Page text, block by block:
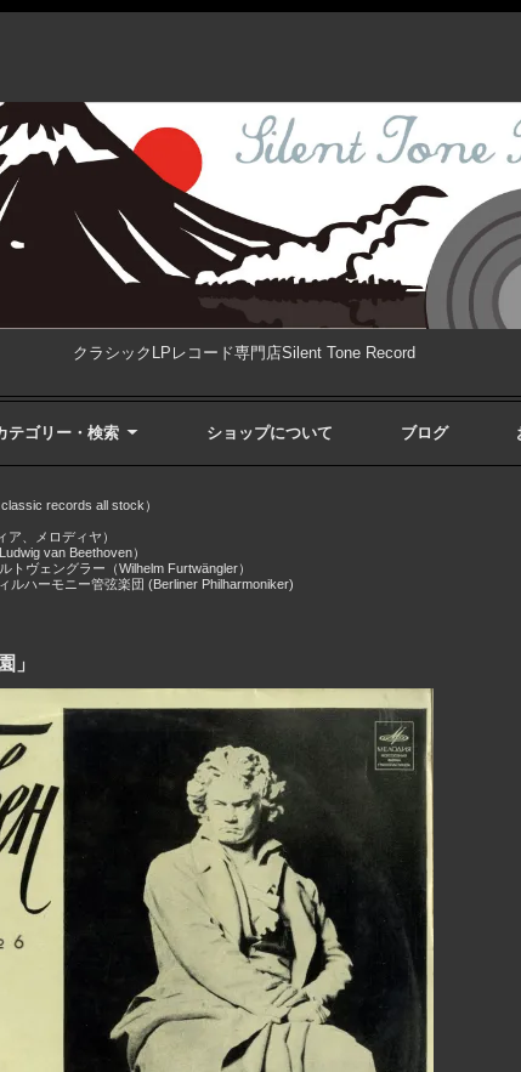
クラシックLPレコード専門店Silent Tone Record
テゴリー・検索 ショップについて ブログ
records all stock）
ア、メロディヤ）
van Beethoven）
トヴェングラー（Wilhelm Furtwängler）
ルハーモニー管弦楽団 (Berliner Philharmoniker)
」